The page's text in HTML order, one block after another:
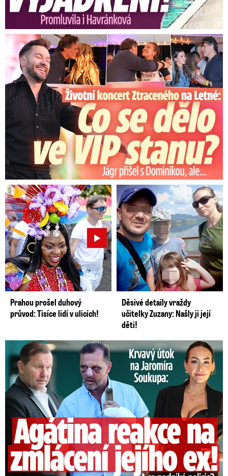
Koncert Ztraceného na Letné: Jágr přišel s Dominikou, ale...
Prahou prošel duhový
průvod: Tisíce lidí v ulicích!
Děsivé detaily vraždy
učitelky Zuzany: Našly ji její
děti!
Útok na Jaromíra Soukupa: Reakce Agáty na zmlácení jejího ex